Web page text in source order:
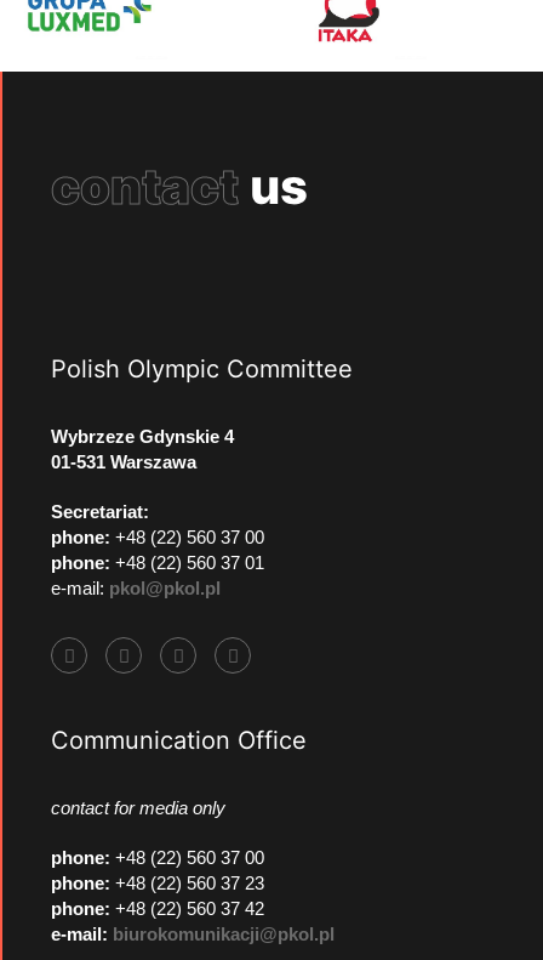
contact us
Polish Olympic Committee
Wybrzeze Gdynskie 4
01-531 Warszawa
Secretariat:
phone: +48 (22) 560 37 00
phone: +48 (22) 560 37 01
e-mail: pkol@pkol.pl
Communication Office
contact for media only
phone: +48 (22) 560 37 00
phone: +48 (22) 560 37 23
phone: +48 (22) 560 37 42
e-mail: biurokomunikacji@pkol.pl